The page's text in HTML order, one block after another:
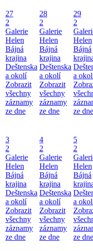
27
2
Galerie
Helen
Bájná
krajina
Deštenska
a okolí
Zobrazit
všechny
záznamy
ze dne
28
2
Galerie
Helen
Bájná
krajina
Deštenska
a okolí
Zobrazit
všechny
záznamy
ze dne
29
2
Helen
Bájná
a
ze dne
3
2
Galerie
Helen
Bájná
krajina
Deštenska
a okolí
Zobrazit
všechny
záznamy
ze dne
4
2
Galerie
Helen
Bájná
krajina
Deštenska
a okolí
Zobrazit
všechny
záznamy
ze dne
5
2
Helen
Bájná
a
ze dne